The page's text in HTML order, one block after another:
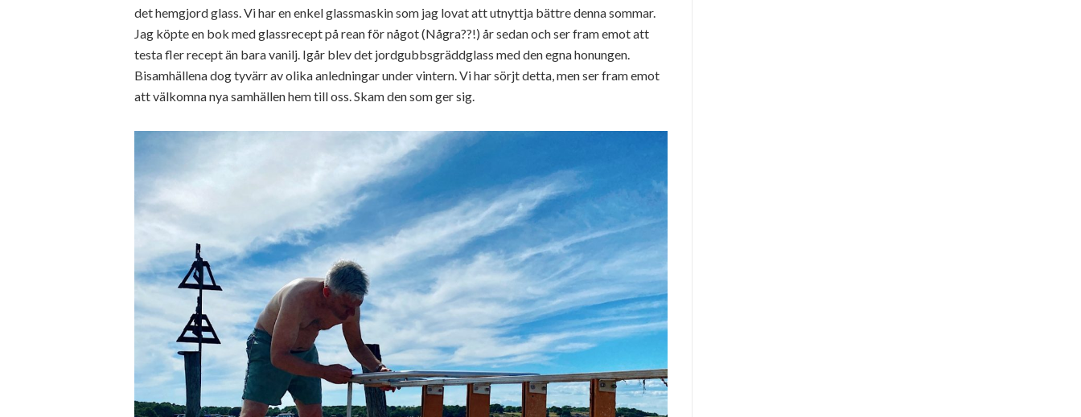
det hemgjord glass. Vi har en enkel glassmaskin som jag lovat att utnyttja bättre denna sommar.
Jag köpte en bok med glassrecept på rean för något (Några??!) år sedan och ser fram emot att
testa fler recept än bara vanilj. Igår blev det jordgubbsgräddglass med den egna honungen.
Bisamhällena dog tyvärr av olika anledningar under vintern. Vi har sörjt detta, men ser fram emot
att välkomna nya samhällen hem till oss. Skam den som ger sig.